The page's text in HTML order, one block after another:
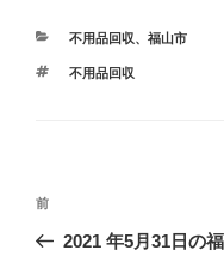
カ
ゴ
不用品回収、 福山市
タ
不用品回収
投
ナ
前
の
前
2021 年5月31日の